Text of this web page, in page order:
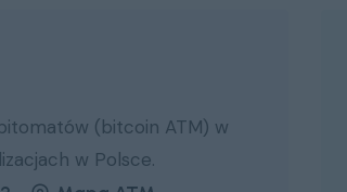
(bitcoin ATM) w
w Polsce.